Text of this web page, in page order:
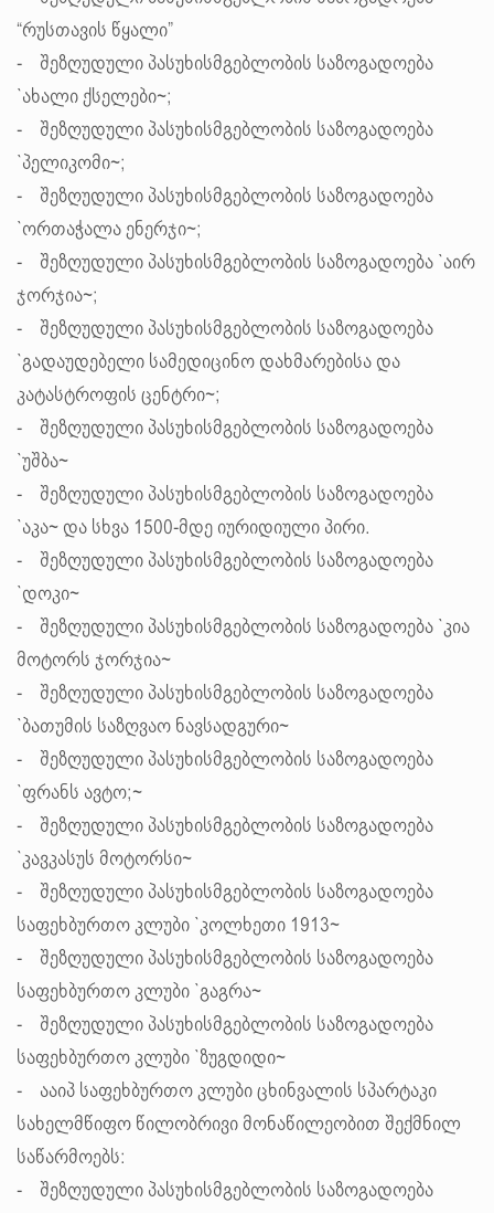
“რუსთავის წყალი”
- შეზღუდული პასუხისმგებლობის საზოგადოება
`ახალი ქსელები~;
- შეზღუდული პასუხისმგებლობის საზოგადოება
`პელიკომი~;
- შეზღუდული პასუხისმგებლობის საზოგადოება
`ორთაჭალა ენერჯი~;
- შეზღუდული პასუხისმგებლობის საზოგადოება `აირ
ჯორჯია~;
- შეზღუდული პასუხისმგებლობის საზოგადოება
`გადაუდებელი სამედიცინო დახმარებისა და
კატასტროფის ცენტრი~;
- შეზღუდული პასუხისმგებლობის საზოგადოება
`უშბა~
- შეზღუდული პასუხისმგებლობის საზოგადოება
`აკა~ და სხვა 1500-მდე იურიდიული პირი.
- შეზღუდული პასუხისმგებლობის საზოგადოება
`დოკი~
- შეზღუდული პასუხისმგებლობის საზოგადოება `კია
მოტორს ჯორჯია~
- შეზღუდული პასუხისმგებლობის საზოგადოება
`ბათუმის საზღვაო ნავსადგური~
- შეზღუდული პასუხისმგებლობის საზოგადოება
`ფრანს ავტო;~
- შეზღუდული პასუხისმგებლობის საზოგადოება
`კავკასუს მოტორსი~
- შეზღუდული პასუხისმგებლობის საზოგადოება
საფეხბურთო კლუბი `კოლხეთი 1913~
- შეზღუდული პასუხისმგებლობის საზოგადოება
საფეხბურთო კლუბი `გაგრა~
- შეზღუდული პასუხისმგებლობის საზოგადოება
საფეხბურთო კლუბი `ზუგდიდი~
- ააიპ საფეხბურთო კლუბი ცხინვალის სპარტაკი
სახელმწიფო წილობრივი მონაწილეობით შექმნილ
საწარმოებს:
- შეზღუდული პასუხისმგებლობის საზოგადოება